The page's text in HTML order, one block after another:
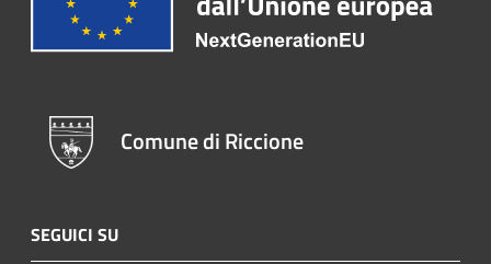
Comune di Riccione
SEGUICI SU